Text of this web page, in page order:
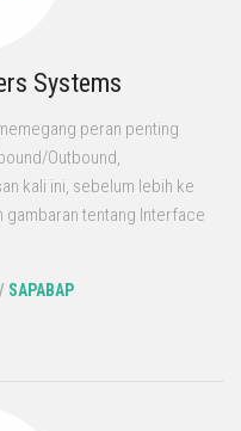
Systems
peran penting
Outbound,
kali ini, sebelum lebih ke
gambaran tentang Interface
/ SAPABAP